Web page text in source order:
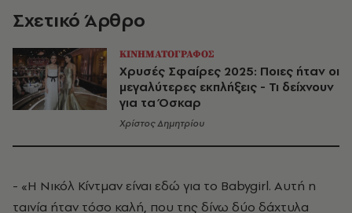
Σχετικό Άρθρο
ΚΙΝΗΜΑΤΟΓΡΑΦΟΣ
Χρυσές Σφαίρες 2025: Ποιες ήταν οι
μεγαλύτερες εκπλήξεις - Τι δείχνουν
για τα Όσκαρ
Χρίστος Δημητρίου
- «Η Νικόλ Κίντμαν είναι εδώ για το Babygirl. Αυτή η
ταινία ήταν τόσο καλή, που της δίνω δύο δάχτυλα